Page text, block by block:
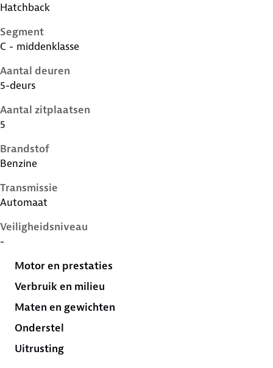
Hatchback
Segment
C - middenklasse
Aantal deuren
5-deurs
Aantal zitplaatsen
5
Brandstof
Benzine
Transmissie
Automaat
Veiligheidsniveau
-
Motor en prestaties
Verbruik en milieu
Maten en gewichten
Onderstel
Uitrusting